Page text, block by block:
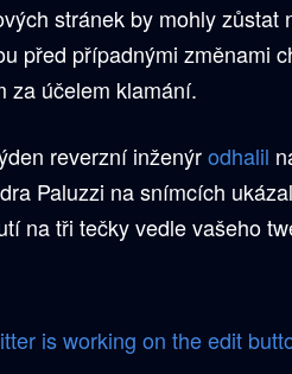
stránek by mohly zůstat
před případnými změnami
za účelem klamání.
reverzní inženýrodhalil
Paluzzi na snímcích
na tři tečky vedle vašeho
is working on the edit